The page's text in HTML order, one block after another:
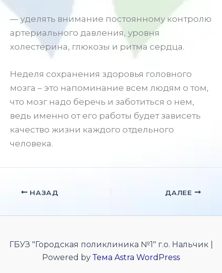
— уделять внимание постоянному контролю
артериального давления, уровня
холестерина, глюкозы и ритма сердца.
Неделя сохранения здоровья головного
мозга – это напоминание всем людям о том,
что мозг надо беречь и заботиться о нем,
ведь именно от его работы будет зависеть
качество жизни каждого отдельного
человека.
НАЗАД ДАЛЕЕ
ГБУЗ "Городская поликлиника №1" г.о. Нальчик |
Powered byТема Astra WordPress